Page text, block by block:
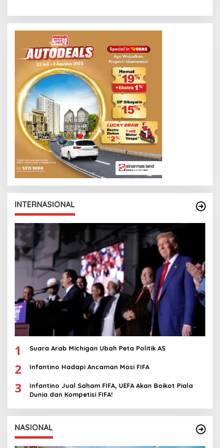
INTERNASIONAL
1 Suara Arab Michigan Ubah Peta Politik AS
2 Infantino Hadapi Ancaman Mosi FIFA
3
Infantino Jual Saham FIFA, UEFA Akan Boikot Piala
Dunia dan Kompetisi FIFA!
NASIONAL